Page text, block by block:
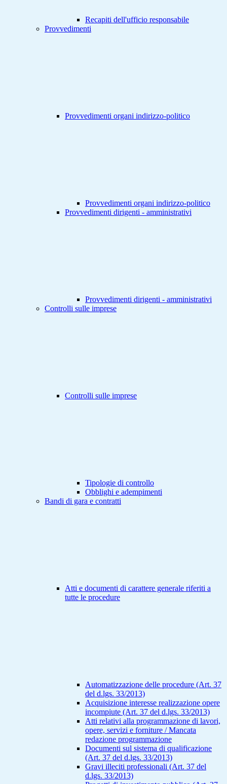
Recapiti dell'ufficio responsabile
Provvedimenti
Provvedimenti organi indirizzo-politico
Provvedimenti organi indirizzo-politico
Provvedimenti dirigenti - amministrativi
Provvedimenti dirigenti - amministrativi
Controlli sulle imprese
Controlli sulle imprese
Tipologie di controllo
Obblighi e adempimenti
Bandi di gara e contratti
Atti e documenti di carattere generale riferiti a
tutte le procedure
Automatizzazione delle procedure (Art. 37
del d.lgs. 33/2013)
Acquisizione interesse realizzazione opere
incompiute (Art. 37 del d.lgs. 33/2013)
Atti relativi alla programmazione di lavori,
opere, servizi e forniture / Mancata
redazione programmazione
Documenti sul sistema di qualificazione
(Art. 37 del d.lgs. 33/2013)
Gravi illeciti professionali (Art. 37 del
d.lgs. 33/2013)